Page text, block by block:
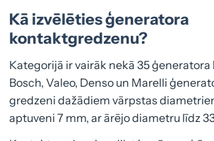
Kā izvēlēties ģeneratora
kontaktgredzenu?
Kategorijā ir vairāk nekā 35
Bosch, Valeo, Denso un Marelli
gredzeni dažādiem vārpstas
aptuveni 7 mm, ar ārējo diametru līdz